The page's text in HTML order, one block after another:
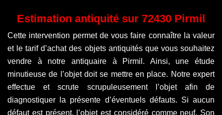
Estimation antiquité sur 72430 Pirmil
Cette intervention permet de vous faire connaître la valeur
et le tarif d’achat des objets antiquités que vous souhaitez
vendre à notre antiquaire à Pirmil. Ainsi, une étude
minutieuse de l’objet doit se mettre en place. Notre expert
effectue et scrute scrupuleusement l’objet afin de
diagnostiquer la présente d’éventuels défauts. Si aucun
défaut est présent, l’objet est considéré comme neuf. Son